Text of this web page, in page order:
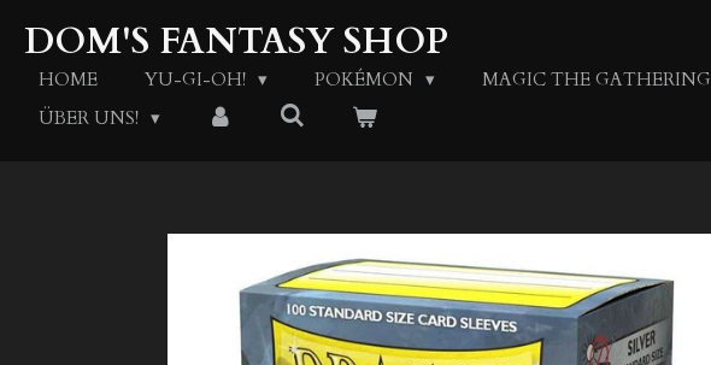
Zum
Hauptinhalt
springen
DOM'S FANTASY SHOP
HOME YU-GI-OH! POKÉMON MAGIC THE GATHERING
ÜBER UNS!